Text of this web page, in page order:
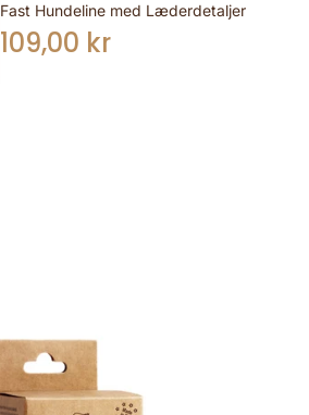
Fast Hundeline med Læderdetaljer
109,00 kr